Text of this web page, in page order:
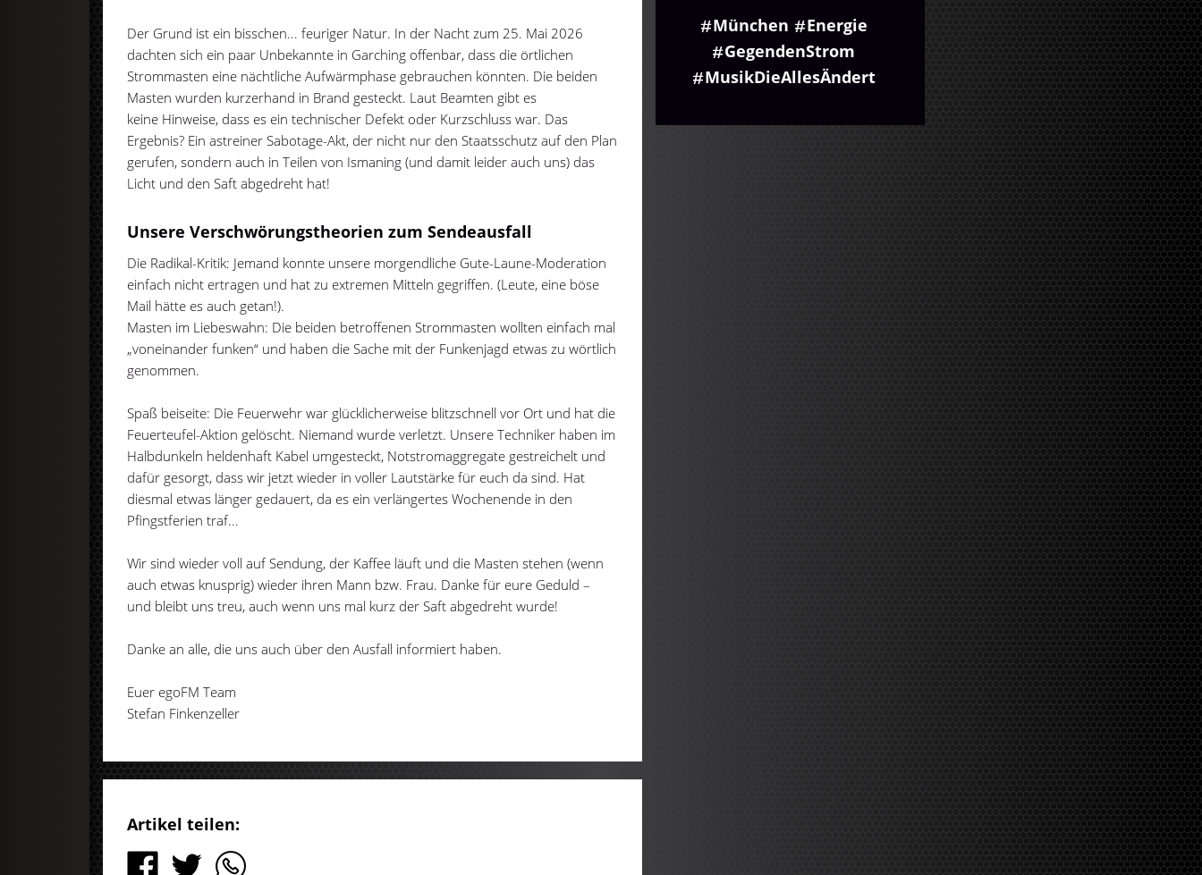
Der Grund ist ein bisschen... feuriger Natur. In der Nacht zum 25. Mai 2026
dachten sich ein paar Unbekannte in Garching offenbar, dass die örtlichen
Strommasten eine nächtliche Aufwärmphase gebrauchen könnten. Die beiden
Masten wurden kurzerhand in Brand gesteckt. Laut Beamten gibt es
keine Hinweise, dass es ein technischer Defekt oder Kurzschluss war. Das
Ergebnis? Ein astreiner Sabotage-Akt, der nicht nur den Staatsschutz auf den Plan
gerufen, sondern auch in Teilen von Ismaning (und damit leider auch uns) das
Licht und den Saft abgedreht hat!
Unsere Verschwörungstheorien zum Sendeausfall
Die Radikal-Kritik: Jemand konnte unsere morgendliche Gute-Laune-Moderation
einfach nicht ertragen und hat zu extremen Mitteln gegriffen. (Leute, eine böse
Mail hätte es auch getan!).
Masten im Liebeswahn: Die beiden betroffenen Strommasten wollten einfach mal
„voneinander funken“ und haben die Sache mit der Funkenjagd etwas zu wörtlich
genommen.
Spaß beiseite: Die Feuerwehr war glücklicherweise blitzschnell vor Ort und hat die
Feuerteufel-Aktion gelöscht. Niemand wurde verletzt. Unsere Techniker haben im
Halbdunkeln heldenhaft Kabel umgesteckt, Notstromaggregate gestreichelt und
dafür gesorgt, dass wir jetzt wieder in voller Lautstärke für euch da sind. Hat
diesmal etwas länger gedauert, da es ein verlängertes Wochenende in den
Pfingstferien traf...
Wir sind wieder voll auf Sendung, der Kaffee läuft und die Masten stehen (wenn
auch etwas knusprig) wieder ihren Mann bzw. Frau. Danke für eure Geduld –
und bleibt uns treu, auch wenn uns mal kurz der Saft abgedreht wurde!
Danke an alle, die uns auch über den Ausfall informiert haben.
Euer egoFM Team
Stefan Finkenzeller
Artikel teilen:
München
Energie
GegendenStrom
MusikDieAllesÄndert